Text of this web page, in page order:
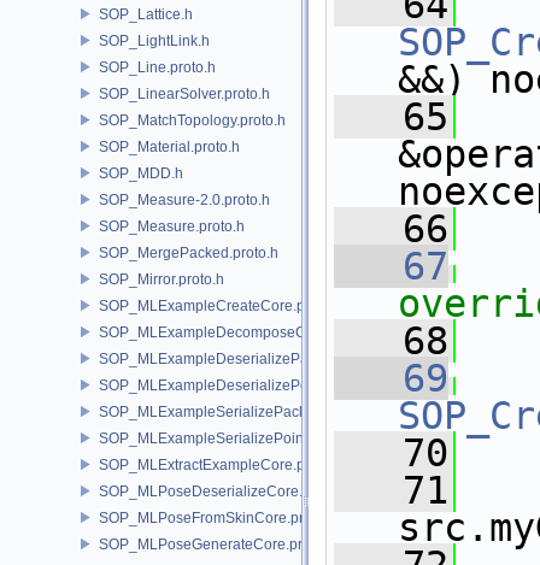
SOP_Lattice.h
SOP_LightLink.h
SOP_Line.proto.h
SOP_LinearSolver.proto.h
SOP_MatchTopology.proto.h
SOP_Material.proto.h
SOP_MDD.h
SOP_Measure-2.0.proto.h
SOP_Measure.proto.h
SOP_MergePacked.proto.h
SOP_Mirror.proto.h
SOP_MLExampleCreateCore.proto.h
SOP_MLExampleDecomposeCore.proto.h
SOP_MLExampleDeserializePacked.proto.h
SOP_MLExampleDeserializePoint.proto.h
SOP_MLExampleSerializePacked.proto.h
SOP_MLExampleSerializePoint.proto.h
SOP_MLExtractExampleCore.proto.h
SOP_MLPoseDeserializeCore.proto.h
SOP_MLPoseFromSkinCore.proto.h
SOP_MLPoseGenerateCore.proto.h
&&)
   65
   66
   67
   68
   69
   70
   71